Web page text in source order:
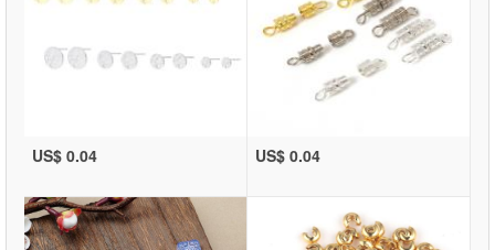
US$ 0.04 US$ 0.04